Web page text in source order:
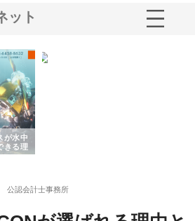
ット
が水中
きる理
公認会計士事務所